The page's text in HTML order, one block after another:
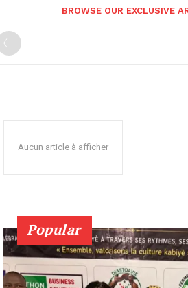
BROWSE OUR EXCLUSIVE
Aucun article à afficher
Popular